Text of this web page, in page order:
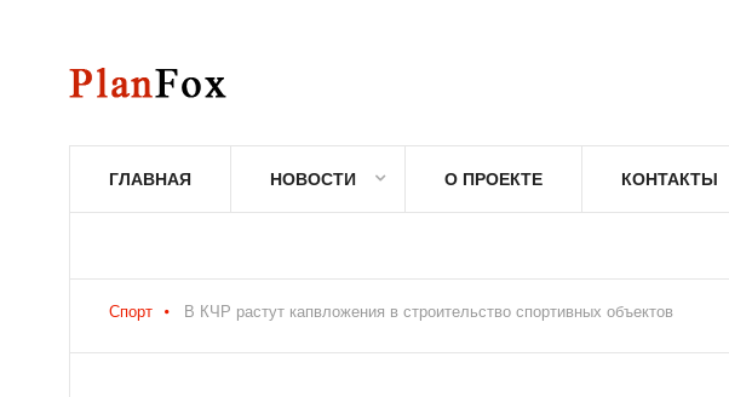
ГЛАВНАЯ НОВОСТИ О ПРОЕКТЕ КОНТАКТЫ
Спорт В КЧР растут капвложения в строительство спортивных объектов